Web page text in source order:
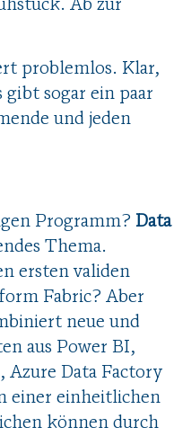
Ab zur
problemlos. Klar,
gibt sogar ein paar
und jeden
Programm? Data
Thema.
ersten validen
Fabric? Aber
neue und
aus Power BI,
Azure Data Factory
einer einheitlichen
können durch